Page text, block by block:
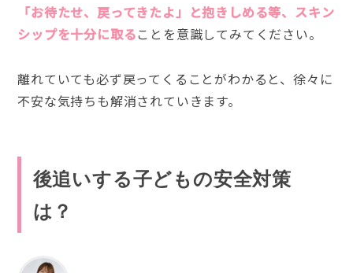
「お待たせ、戻ってきたよ」と抱きしめる等、スキン
シップを十分に取ることを意識してみてください。
離れていても必ず戻ってくることがわかると、徐々に
不安な気持ちも解消されていきます。
後追いする子どもの安全対策
は？